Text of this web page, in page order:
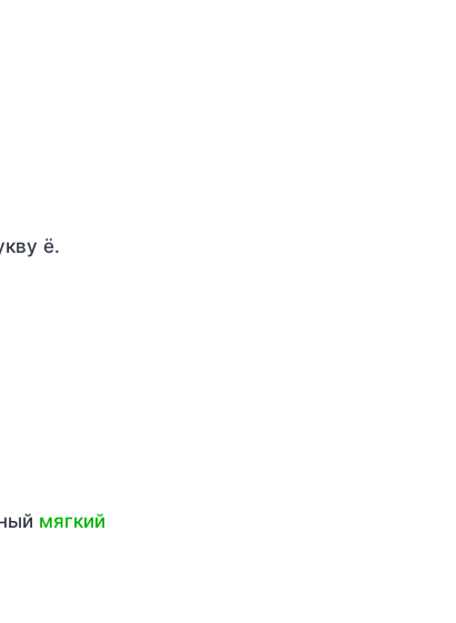
ё.
мягкий